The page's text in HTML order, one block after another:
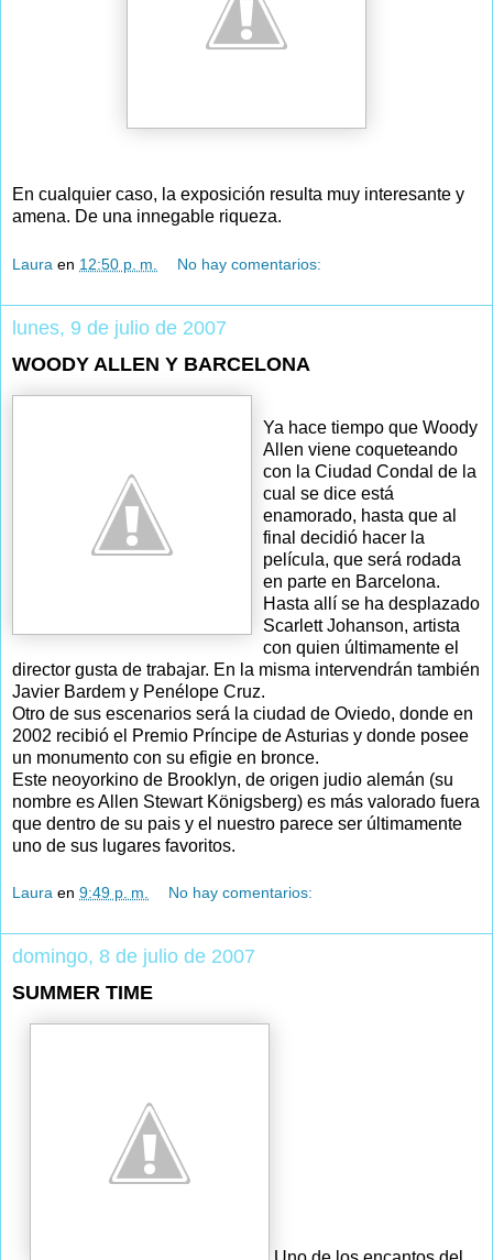
En cualquier caso, la exposición resulta muy interesante y
amena. De una innegable riqueza.
Laura en 12:50 p. m. No hay comentarios:
lunes, 9 de julio de 2007
WOODY ALLEN Y BARCELONA
Ya hace tiempo que Woody
Allen viene coqueteando
con la Ciudad Condal de la
cual se dice está
enamorado, hasta que al
final decidió hacer la
película, que será rodada
en parte en Barcelona.
Hasta allí se ha desplazado
Scarlett Johanson, artista
con quien últimamente el
director gusta de trabajar. En la misma intervendrán también
Javier Bardem y Penélope Cruz.
Otro de sus escenarios será la ciudad de Oviedo, donde en
2002 recibió el Premio Príncipe de Asturias y donde posee
un monumento con su efigie en bronce.
Este neoyorkino de Brooklyn, de origen judio alemán (su
nombre es Allen Stewart Königsberg) es más valorado fuera
que dentro de su pais y el nuestro parece ser últimamente
uno de sus lugares favoritos.
Laura en 9:49 p. m. No hay comentarios:
domingo, 8 de julio de 2007
SUMMER TIME